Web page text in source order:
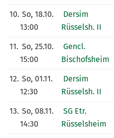
10. So, 18.10.
13:00
Dersim
Rüsselsh. II
11. So, 25.10.
15:00
Gencl.
Bischofsheim
12. So, 01.11.
12:30
Dersim
Rüsselsh. II
13. So, 08.11.
14:30
SG Etr.
Rüsselsheim